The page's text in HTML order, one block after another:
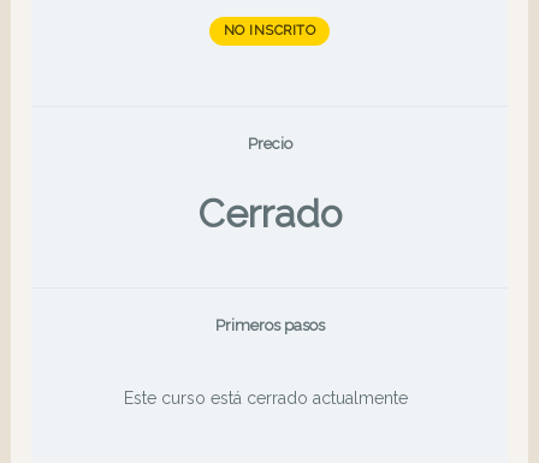
NO INSCRITO
Precio
Cerrado
Primeros pasos
Este curso está cerrado actualmente